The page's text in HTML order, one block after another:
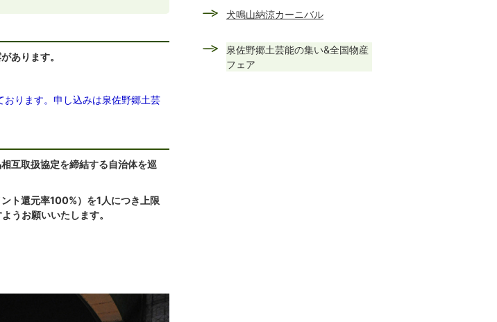
あります。
ります。申し込みは泉佐野郷土芸
互取扱協定を締結する自治体を巡
ト還元率100%）を1人につき上限
うお願いいたします。
犬鳴山納涼カーニバル
泉佐野郷土芸能の集い&全国物産
フェア